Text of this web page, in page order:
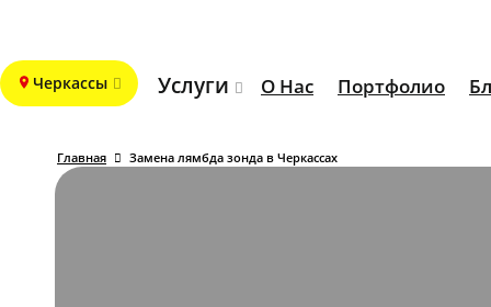
Черкассы Услуги О Нас Портфолио
Главная Замена лямбда зонда в Черкассах